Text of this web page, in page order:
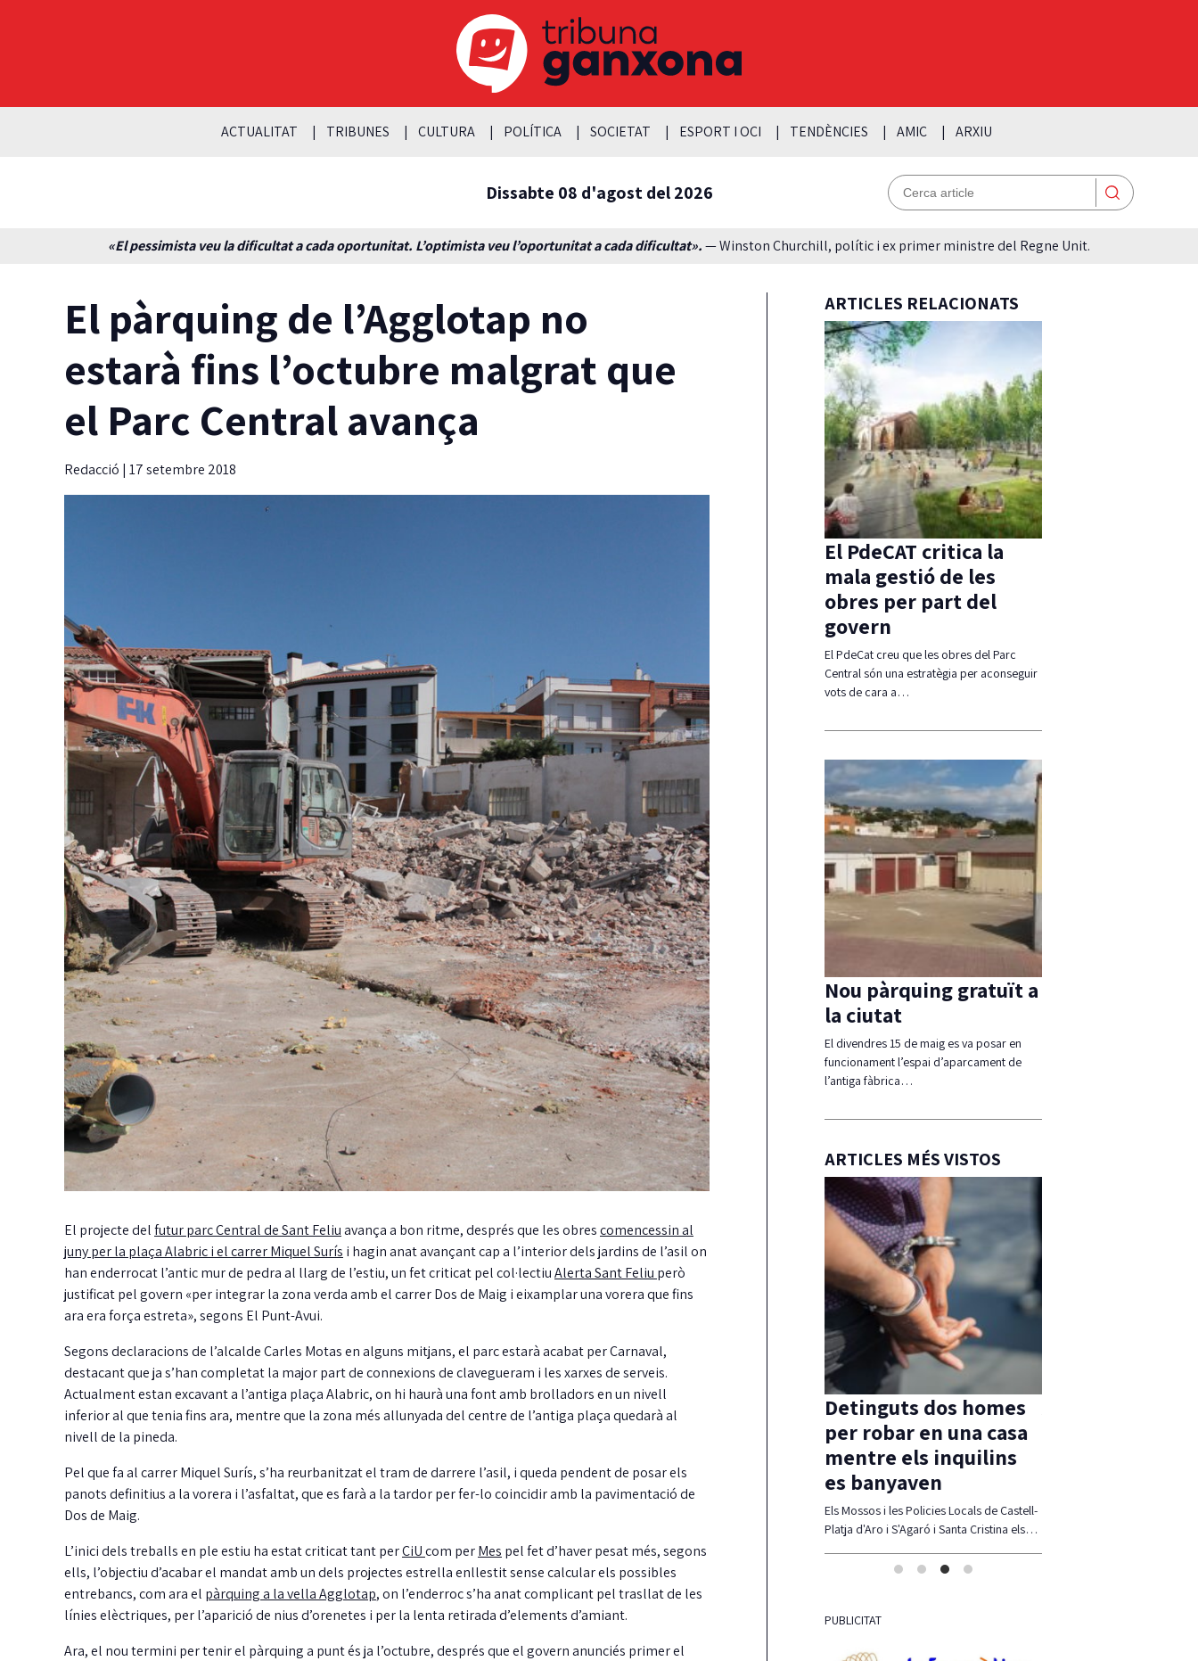
ACTUALITAT TRIBUNES CULTURA POLÍTICA SOCIETAT ESPORT I OCI TENDÈNCIES AMIC ARXIU
Dissabte 08 d'agost del 2026
«El pessimista veu la dificultat a cada oportunitat. L’optimista veu l’oportunitat a cada dificultat».— Winston Churchill, polític i ex primer ministre del Regne Unit.
El pàrquing de l’Agglotap no
estarà fins l’octubre malgrat que
el Parc Central avança
Redacció | 17 setembre 2018
El projecte delfutur parc Central de Sant Feliuavança a bon ritme, després que les obrescomencessin al
juny per la plaça Alabric i el carrer Miquel Surís i hagin anat avançant cap a l’interior dels jardins de l’asil on
han enderrocat l’antic mur de pedra al llarg de l’estiu, un fet criticat pel col·lectiuAlerta Sant Feliu però
justificat pel govern «per integrar la zona verda amb el carrer Dos de Maig i eixamplar una vorera que fins
ara era força estreta», segons El Punt-Avui.
Segons declaracions de l’alcalde Carles Motas en alguns mitjans, el parc estarà acabat per Carnaval,
destacant que ja s’han completat la major part de connexions de clavegueram i les xarxes de serveis.
Actualment estan excavant a l’antiga plaça Alabric, on hi haurà una font amb brolladors en un nivell
inferior al que tenia fins ara, mentre que la zona més allunyada del centre de l’antiga plaça quedarà al
nivell de la pineda.
Pel que fa al carrer Miquel Surís, s’ha reurbanitzat el tram de darrere l’asil, i queda pendent de posar els
panots definitius a la vorera i l’asfaltat, que es farà a la tardor per fer-lo coincidir amb la pavimentació de
Dos de Maig.
L’inici dels treballs en ple estiu ha estat criticat tant perCiUcom perMes pel fet d’haver pesat més, segons
ells, l’objectiu d’acabar el mandat amb un dels projectes estrella enllestit sense calcular els possibles
entrebancs, com ara el pàrquing a la vella Agglotap, on l’enderroc s’ha anat complicant pel trasllat de les
línies elèctriques, per l’aparició de nius d’orenetes i per la lenta retirada d’elements d’amiant.
Ara, el nou termini per tenir el pàrquing a punt és ja l’octubre, després que el govern anunciés primer el
ARTICLES RELACIONATS
El PdeCAT critica la
mala gestió de les
obres per part del
govern
El PdeCat creu que les obres del Parc
Central són una estratègia per aconseguir
vots de cara a…
Nou pàrquing gratuït a
la ciutat
El divendres 15 de maig es va posar en
funcionament l’espai d’aparcament de
l’antiga fàbrica…
ARTICLES MÉS VISTOS
Carrión reclama més
fermesa amb els
contracte de neteja
incompliments…
La Taula de
coordinació local pel
reglament aprovat
Detinguts dos homes
per robar en una casa
mentre els inquilins
es banyaven
Els Mossos i les Policies Locals de Castell-
Platja d'Aro i S'Agaró i Santa Cristina els…
PUBLICITAT